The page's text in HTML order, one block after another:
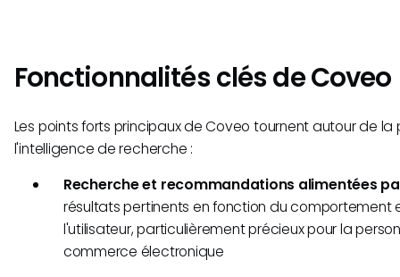
Fonctionnalités clés de Coveo
Les points forts principaux de Coveo tournent autour de
l'intelligence de recherche :
Recherche et recommandations alimentées
résultats pertinents en fonction du comportement
l'utilisateur, particulièrement précieux pour la
commerce électronique